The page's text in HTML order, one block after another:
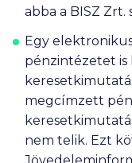
abba a BISZ Zrt.
Egy
pénzintézetet is
megcímzett
nem telik. Ezt